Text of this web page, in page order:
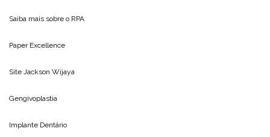
Saiba mais sobre o RPA
Paper Excellence
Site Jackson Wijaya
Gengivoplastia
Implante Dentário